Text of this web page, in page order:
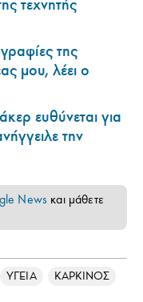
τεχνητής
της
μου, λέει ο
ευθύνεται για
την
News και μάθετε
ΥΓΕΙΑ ΚΑΡΚΙΝΟΣ